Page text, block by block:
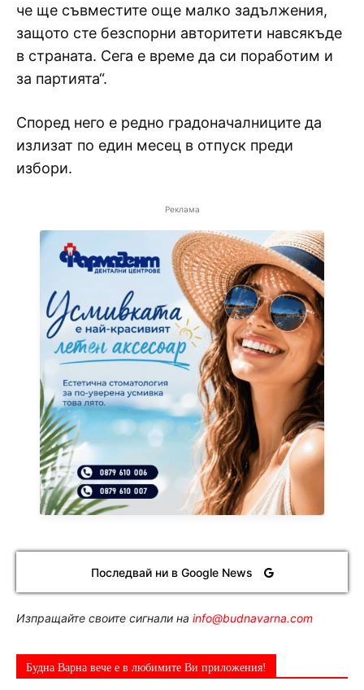
че ще съвместите още малко задължения,
защото сте безспорни авторитети навсякъде
в страната. Сега е време да си поработим и
за партията“.
Според него е редно градоначалниците да
излизат по един месец в отпуск преди
избори.
Реклама
Последвай ни в Google News
Изпращайте своите сигнали на info@budnavarna.com
Будна Варна вече е в любимите Ви приложения!